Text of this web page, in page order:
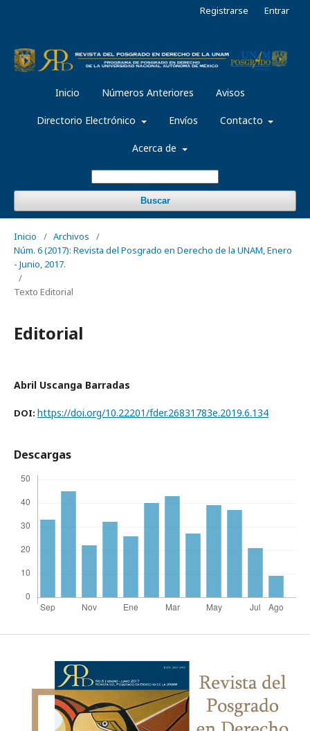
Inicio Números Anteriores Avisos
Directorio Electrónico Envíos Contacto
Acerca de
Buscar
Registrarse Entrar
Inicio / Archivos
/
Núm. 6 (2017): Revista del Posgrado en Derecho de la UNAM, Enero
- Junio, 2017.
/
Texto Editorial
Editorial
Abril Uscanga Barradas
DOI: https://doi.org/10.22201/fder.26831783e.2019.6.134
Descargas